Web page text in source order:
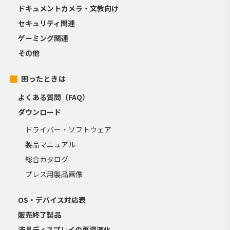
ドキュメントカメラ・文教向け
セキュリティ関連
ゲーミング関連
その他
困ったときは
よくある質問（FAQ）
ダウンロード
ドライバー・ソフトウェア
製品マニュアル
総合カタログ
プレス用製品画像
OS・デバイス対応表
販売終了製品